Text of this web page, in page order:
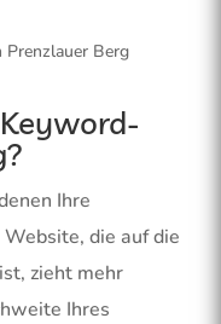
Ihre
die auf die
zieht mehr
Ihres